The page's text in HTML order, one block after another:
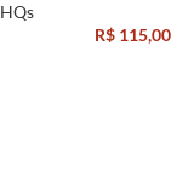
HQs
R$ 115,00